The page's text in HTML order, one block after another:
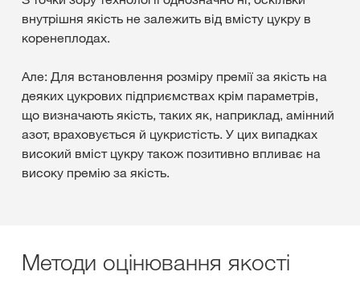
внутрішня якість не залежить від вмісту цукру в
коренеплодах.
Але: Для встановлення розміру премії за якість на
деяких цукрових підприємствах крім параметрів,
що визначають якість, таких як, наприклад, амінний
азот, враховується й цукристість. У цих випадках
високий вміст цукру також позитивно впливає на
високу премію за якість.
Методи оцінювання якості